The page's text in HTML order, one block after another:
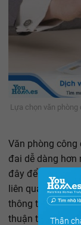
Lựa chọn văn
Văn phòng
đai dễ dàng hơn
đây để làm hợp
liên quan đến
thông tin cần
thuận tiện nhất.
Thân